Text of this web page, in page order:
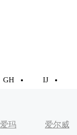
GH IJ
爱玛
爱尔威